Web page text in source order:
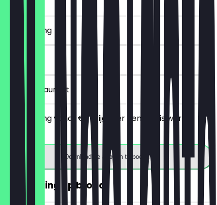
~€ 4 korting
in het restaurant
Bij besteding vanaf €5 krijg je er een gratis warme
drank bij.
Download de app om te boeken
30% korting op brood